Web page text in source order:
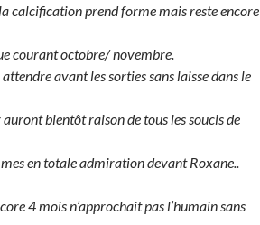
calcification prend forme mais reste encore
courant octobre/ novembre.
avant les sorties sans laisse dans le
bientôt raison de tous les soucis de
en totale admiration devant Roxane..
4 mois n’approchait pas l’humain sans